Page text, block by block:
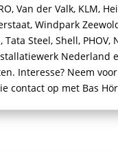
Van der Valk, KLM,
Windpark
Steel, Shell, PHOV,
Nederland
Interesse? Neem
contact op met Bas